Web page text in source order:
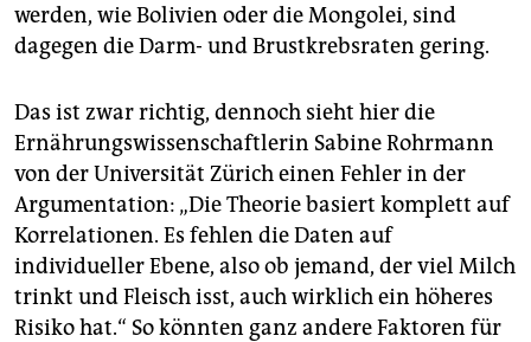
werden, wie Bolivien oder die Mongolei, sind
dagegen die Darm- und Brustkrebsraten gering.
Das ist zwar richtig, dennoch sieht hier die
Ernährungswissenschaftlerin Sabine Rohrmann
von der Universität Zürich einen Fehler in der
Argumentation: „Die Theorie basiert komplett auf
Korrelationen. Es fehlen die Daten auf
individueller Ebene, also ob jemand, der viel Milch
trinkt und Fleisch isst, auch wirklich ein höheres
Risiko hat.“ So könnten ganz andere Faktoren für